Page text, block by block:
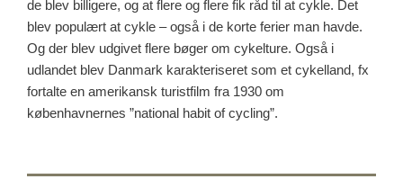
de blev billigere, og at flere og flere fik råd til at cykle. Det
blev populært at cykle – også i de korte ferier man havde.
Og der blev udgivet flere bøger om cykelture. Også i
udlandet blev Danmark karakteriseret som et cykelland, fx
fortalte en amerikansk turistfilm fra 1930 om
københavnernes ”national habit of cycling”.